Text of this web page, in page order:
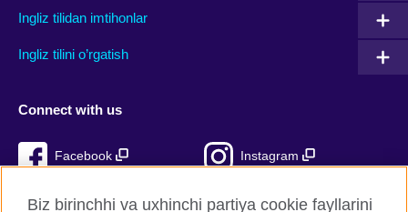
Ingliz tilidan imtihonlar
Ingliz tilini o’rgatish
Connect with us
Facebook Instagram
Biz birinchhi va uxhinchi partiya cookie fayllarini